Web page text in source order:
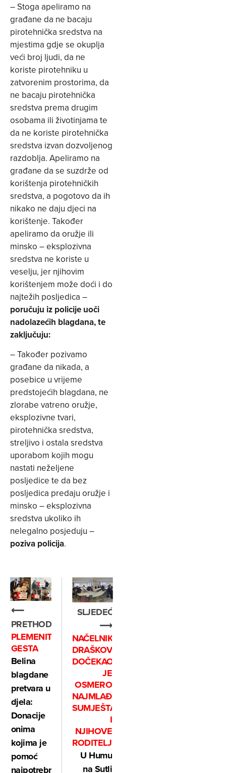
– Stoga apeliramo na
građane da ne bacaju
pirotehnička sredstva na
mjestima gdje se okuplja
veći broj ljudi, da ne
koriste pirotehniku u
zatvorenim prostorima, da
ne bacaju pirotehnička
sredstva prema drugim
osobama ili životinjama te
da ne koriste pirotehnička
sredstva izvan dozvoljenog
razdoblja. Apeliramo na
građane da se suzdrže od
korištenja pirotehničkih
sredstva, a pogotovo da ih
nikako ne daju djeci na
korištenje. Također
apeliramo da oružje ili
minsko – eksplozivna
sredstva ne koriste u
veselju, jer njihovim
korištenjem može doći i do
najtežih posljedica –
poručuju iz policije uoči
nadolazećih blagdana, te
zaključuju:
– Također pozivamo
građane da nikada, a
posebice u vrijeme
predstojećih blagdana, ne
zlorabe vatreno oružje,
eksplozivne tvari,
pirotehnička sredstva,
streljivo i ostala sredstva
uporabom kojih mogu
nastati neželjene
posljedice te da bez
posljedica predaju oružje i
minsko – eksplozivna
sredstva ukoliko ih
nelegalno posjeduju –
poziva policija.
⟵
PRETHODNO
PLEMENITA
GESTA
Belina
blagdane
pretvara u
djela:
Donacije
onima
kojima je
pomoć
najpotrebnija
SLJEDEĆE
⟶
NAČELNIK
DRAŠKOVIĆ
DOČEKAO
JE
OSMERO
NAJMLAĐIH
SUMJEŠTANA
I
NJIHOVE
RODITELJE
U Humu
na Sutli